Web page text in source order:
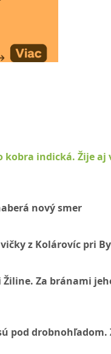
kobra indická. Žije aj
nový smer
z Kolárovíc pri
Žiline. Za bránami
pod drobnohľadom.